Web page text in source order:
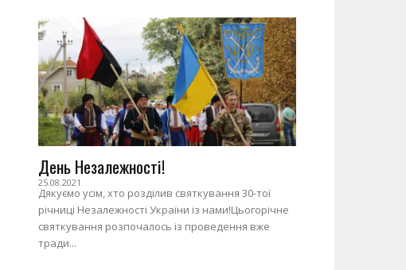
День Незалежності!
25.08.2021
Дякуємо усім, хто розділив святкування 30-тої
річниці Незалежності України із нами!Цьогорічне
святкування розпочалось із проведення вже
тради...